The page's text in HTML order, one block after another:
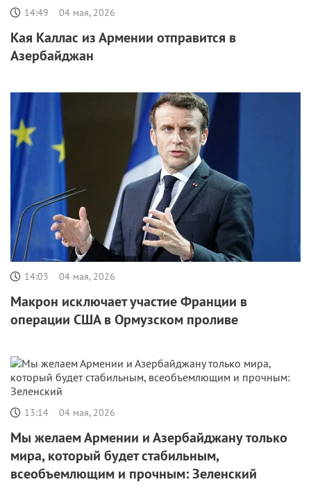
14:49 04 мая, 2026
Кая Каллас из Армении отправится в
Азербайджан
14:03 04 мая, 2026
Макрон исключает участие Франции в
операции США в Ормузском проливе
13:14 04 мая, 2026
Мы желаем Армении и Азербайджану только
мира, который будет стабильным,
всеобъемлющим и прочным: Зеленский